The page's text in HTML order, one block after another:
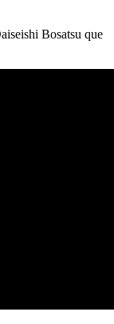
Bosatsu que